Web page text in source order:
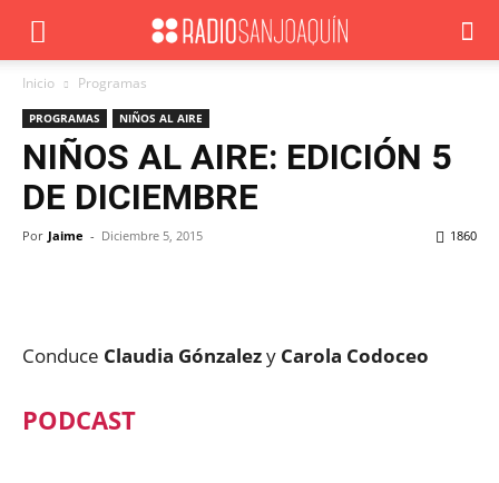
Inicio Programas
PROGRAMAS NIÑOS AL AIRE
NIÑOS AL AIRE: EDICIÓN 5
DE DICIEMBRE
Por Jaime - Diciembre 5, 2015 1860
Conduce Claudia Gónzalezy Carola Codoceo
PODCAST